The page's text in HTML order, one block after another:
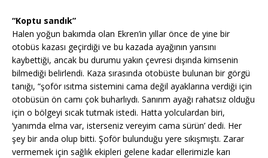
“Koptu sandık”
Halen yoğun bakımda olan Ekren’in yıllar önce de yine bir
otobüs kazası geçirdiği ve bu kazada ayağının yarısını
kaybettiği, ancak bu durumu yakın çevresi dışında kimsenin
bilmediği belirlendi. Kaza sırasında otobüste bulunan bir görgü
tanığı, “şoför ısıtma sistemini cama değil ayaklarına verdiği için
otobüsün ön camı çok buharlıydı. Sanırım ayağı rahatsız olduğu
için o bölgeyi sıcak tutmak istedi. Hatta yolculardan biri,
‘yanımda elma var, isterseniz vereyim cama sürün’ dedi. Her
şey bir anda olup bitti. Şoför bulunduğu yere sıkışmıştı. Zarar
vermemek için sağlık ekipleri gelene kadar ellerimizle karı